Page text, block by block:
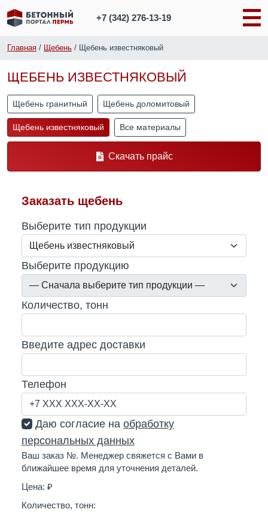
+7 (342)276-13-19
Главная / Щебень / Щебень известняковый
ЩЕБЕНЬ ИЗВЕСТНЯКОВЫЙ
Щебень гранитный Щебень доломитовый
Щебень известняковый Все материалы
Скачать прайс
Заказать щебень
Выберите тип продукции
Выберите продукцию
Количество, тонн
Введите адрес доставки
Телефон
Даю согласие на обработку
персональных данных
Ваш заказ №. Менеджер свяжется с Вами в
ближайшее время для уточнения деталей.
Цена: ₽
Количество, тонн: